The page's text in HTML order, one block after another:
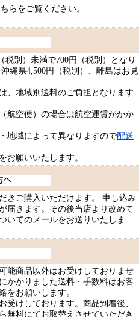
らをご覧ください。
税別）未満で700円（税別）となり
縄県4,500円（税別）、離島はお見
、地域別送料のご負担となります
航空便）の場合は航空運賃がかか
地域によって異なりますので配送
お願いいたします。
きご購入いただけます。 申し込み
届きます。その後当店より改めて
いてのメールをお送りいたしま
能商品以外はお受けしておりませ
かかりました送料・手数料はお客
をお願いします。
受けしております。商品到着後、
無料にてお取替えさせていただき